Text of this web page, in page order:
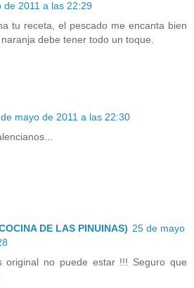
de 2011 a las 22:29
tu receta, el pescado me encanta bien
debe tener todo un toque.
mayo de 2011 a las 22:30
DE LAS PINUINAS) 25 de mayo
original no puede estar !!! Seguro que